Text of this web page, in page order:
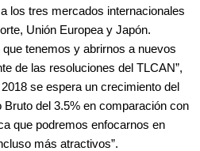
los tres mercados internacionales
Unión Europea y Japón.
tenemos y abrirnos a nuevos
de las resoluciones del TLCAN”,
se espera un crecimiento del
del 3.5% en comparación con
que podremos enfocarnos en
más atractivos”.